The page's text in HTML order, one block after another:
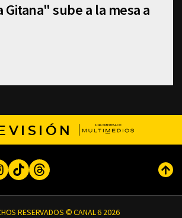
Gitana" sube a la mesa a
Instagram
TikTokThreads
RESERVADOS © CANAL 6 2026